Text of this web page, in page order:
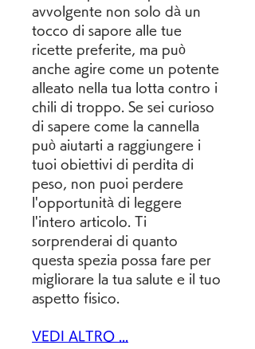
avvolgente non solo dà un
tocco di sapore alle tue
ricette preferite, ma può
anche agire come un potente
alleato nella tua lotta contro i
chili di troppo. Se sei curioso
di sapere come la cannella
può aiutarti a raggiungere i
tuoi obiettivi di perdita di
peso, non puoi perdere
l'opportunità di leggere
l'intero articolo. Ti
sorprenderai di quanto
questa spezia possa fare per
migliorare la tua salute e il tuo
aspetto fisico.
VEDI ALTRO ...